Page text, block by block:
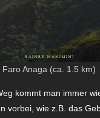
Anaga (ca. 1.5 km)
kommt man immer
vorbei, wie z.B. das